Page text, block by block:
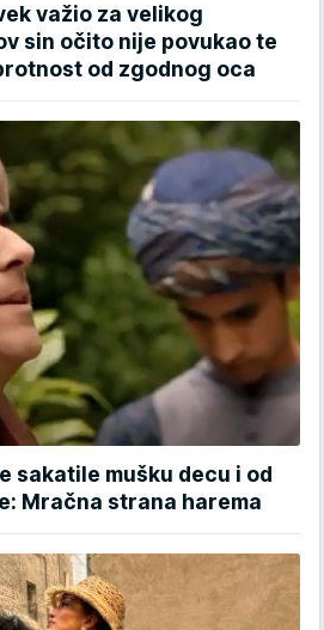
važio za velikog
sin očito nije povukao te
od zgodnog oca
sakatile mušku decu i od
Mračna strana harema